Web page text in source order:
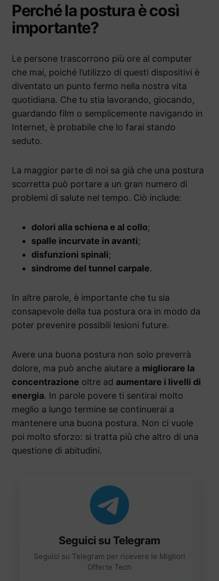
Perché la postura è così
importante?
Le persone trascorrono più ore al computer
che mai, poiché l’utilizzo di questi dispositivi è
diventato un punto fermo nella nostra vita
quotidiana. Che tu stia lavorando, giocando,
guardando film o semplicemente navigando in
Internet, è probabile che lo farai stando
seduto.
La maggior parte di noi sa già che una postura
scorretta può portare a un gran numero di
problemi di salute nel tempo. Ciò include:
dolori alla schiena e al collo;
spalle incurvate in avanti;
disfunzioni spinali;
sindrome del tunnel carpale.
In altre parole, è importante che tu sia
consapevole della tua postura ora in modo da
poter prevenire possibili lesioni future.
Avere una buona postura non solo preverrà
dolore, ma può anche aiutare a migliorare la
concentrazione oltre ad aumentare i livelli di
energia. In parole povere ti sentirai molto
meglio a lungo termine se continuerai a
mantenere una buona postura. Non ci vuole
poi molto sforzo: si tratta più che altro di una
questione di abitudini.
Seguici su Telegram
Seguici su Telegram per ricevere le Migliori
Offerte Tech